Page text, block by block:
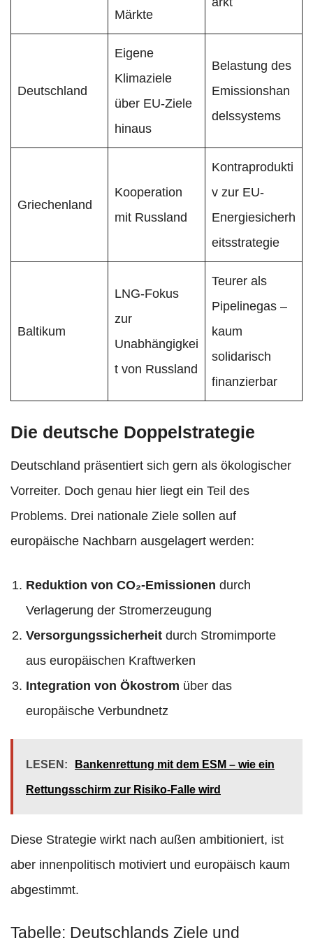
Märkte
Deutschland
Eigene
Klimaziele
über EU-Ziele
hinaus
Belastung des
Emissionshan
delssystems
Griechenland
Kooperation
mit Russland
Kontraprodukti
v zur EU-
Energiesicherh
eitsstrategie
Baltikum
LNG-Fokus
zur
Unabhängigkei
t von Russland
Teurer als
Pipelinegas –
kaum
solidarisch
finanzierbar
Die deutsche Doppelstrategie
Deutschland präsentiert sich gern als ökologischer
Vorreiter. Doch genau hier liegt ein Teil des
Problems. Drei nationale Ziele sollen auf
europäische Nachbarn ausgelagert werden:
Reduktion von CO₂-Emissionen durch
Verlagerung der Stromerzeugung
Versorgungssicherheit durch Stromimporte
aus europäischen Kraftwerken
Integration von Ökostrom über das
europäische Verbundnetz
LESEN: Bankenrettung mit dem ESM – wie ein
Rettungsschirm zur Risiko-Falle wird
Diese Strategie wirkt nach außen ambitioniert, ist
aber innenpolitisch motiviert und europäisch kaum
abgestimmt.
Tabelle: Deutschlands Ziele und